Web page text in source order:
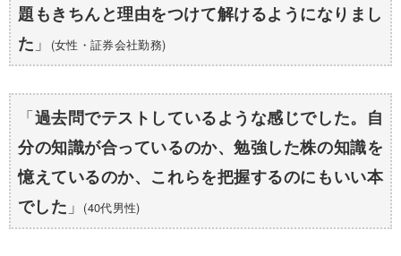
題もきちんと理由をつけて解けるようになりまし
た 」 (女性・証券会社勤務)
「過去問でテストしているような感じでした。自
分の知識が合っているのか、勉強した株の知識を
憶えているのか、これらを把握するのにもいい本
でした 」 (40代男性)